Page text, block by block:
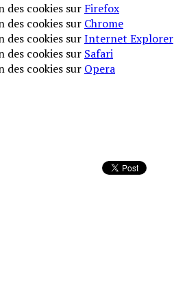
des cookies sur Firefox
des cookies sur Chrome
des cookies surInternet Explorer
des cookies sur Safari
des cookies sur Opera